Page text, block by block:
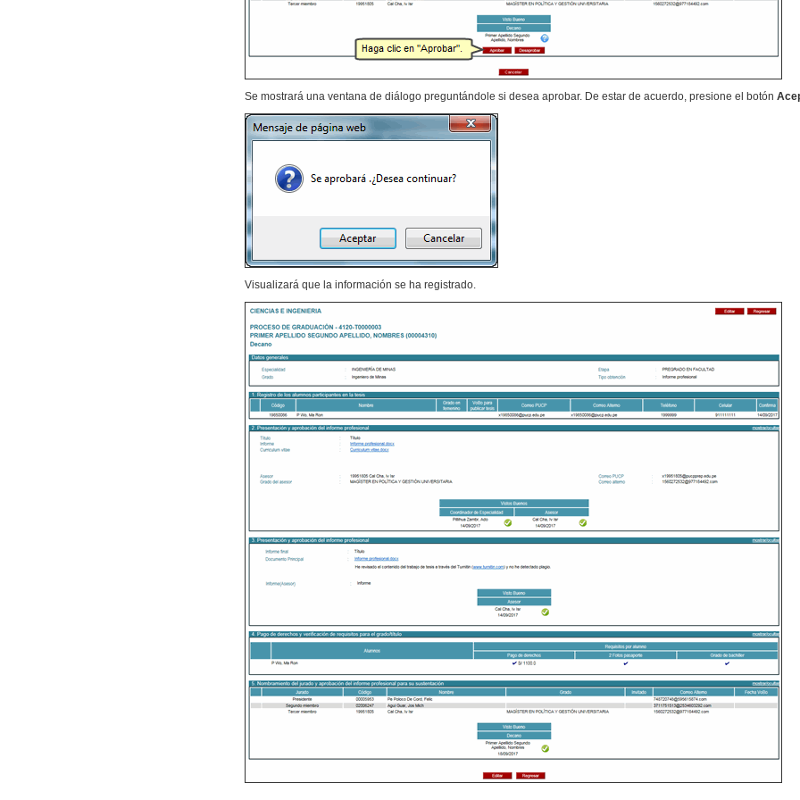
Se mostrará una ventana de diálogo preguntándole si desea aprobar. De estar de acuerdo, presione el botón
Visualizará que la información se ha registrado.